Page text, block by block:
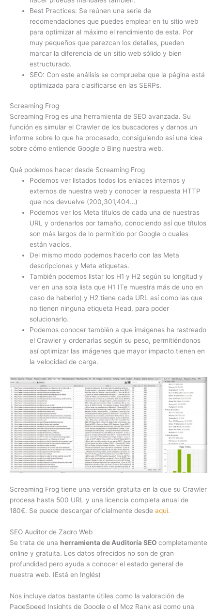
Best Practices: Se reúnen una serie de
recomendaciones que puedes emplear en tu sitio web
para optimizar al máximo el rendimiento de esta. Por
muy pequeños que parezcan los detalles, pueden
marcar la diferencia de un sitio web sólido y bien
estructurado.
SEO: Con este análisis se comprueba que la página está
optimizada para clasificarse en las SERPs.
Screaming Frog
Screaming Frog es una herramienta de SEO avanzada. Su
función es simular el Crawler de los buscadores y darnos un
informe sobre lo que ha procesado, consiguiendo así una idea
sobre cómo entiende Google o Bing nuestra web.
Qué podemos hacer desde Screaming Frog
Podemos ver listados todos los enlaces internos y
externos de nuestra web y conocer la respuesta HTTP
que nos devuelve (200,301,404…)
Podemos ver los Meta títulos de cada una de nuestras
URL y ordenarlos por tamaño, conociendo así que títulos
son más largos de lo permitido por Google o cuales
están vacíos.
Del mismo modo podemos hacerlo con las Meta
descripciones y Meta etiquetas.
También podemos listar los H1 y H2 según su longitud y
ver en una sola lista que H1 (Te muestra más de uno en
caso de haberlo) y H2 tiene cada URL así como las que
no tienen ninguna etiqueta Head, para poder
solucionarlo.
Podemos conocer también a que imágenes ha rastreado
el Crawler y ordenarlas según su peso, permitiéndonos
así optimizar las imágenes que mayor impacto tienen en
la velocidad de carga.
Screaming Frog tiene una versión gratuita en la que su Crawler
procesa hasta 500 URL y una licencia completa anual de
180€. Se puede descargar oficialmente desde aquí.
SEO Auditor de Zadro Web
Se trata de una herramienta de Auditoría SEO completamente
online y gratuita. Los datos ofrecidos no son de gran
profundidad pero ayuda a conocer el estado general de
nuestra web. (Está en Inglés)
Nos incluye datos bastante útiles como la valoración de
PageSpeed Insights de Google o el Moz Rank así como una